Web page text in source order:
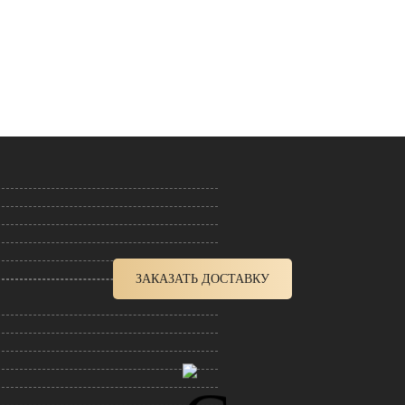
КРЕМ
ОБУВИ И СУМОК С ДОСТАВКОЙ НА
ЗАКАЗАТЬ ДОСТАВКУ
& Care предоставляет бесплатную доставку по Москве при заказе